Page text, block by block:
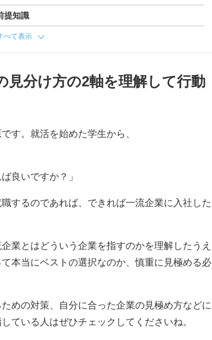
提知識
べて表示
見分け方の2軸を理解して行動
す。就活を始めた学生から、
良いですか？」
するのであれば、できれば一流企業に入社した
業とはどういう企業を指すのかを理解したうえ
本当にベストの選択なのか、慎重に見極める必
めの対策、自分に合った企業の見極め方などに
ている人はぜひチェックしてくださいね。